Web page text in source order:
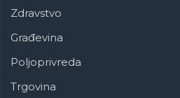
Zdravstvo
Građevina
Poljoprivreda
Trgovina